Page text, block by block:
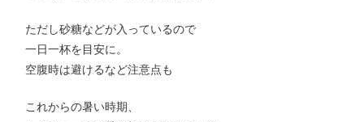
ただし砂糖などが入っているので
一日一杯を目安に。
空腹時は避けるなど注意点も
これからの暑い時期、